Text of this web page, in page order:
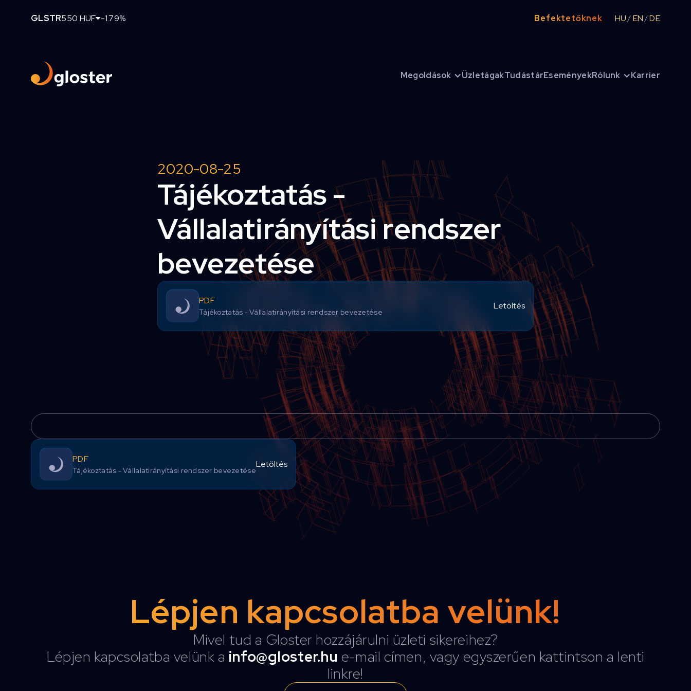
GLSTR550 HUF -1.79% Befektetőknek HU / EN /DE
Megoldások ÜzletágakTudástárEseményekRólunk Karrier
2020-08-25
Tájékoztatás -
Vállalatirányítási rendszer
bevezetése
PDF
Tájékoztatás - Vállalatirányítási rendszer bevezetése
Letöltés
PDF
Tájékoztatás - Vállalatirányítási rendszer bevezetése
Letöltés
Lépjen kapcsolatba velünk!
Mivel tud a Gloster hozzájárulni üzleti sikereihez?
Lépjen kapcsolatba velünk a info@gloster.hu e-mail címen, vagy egyszerűen kattintson a lenti
linkre!